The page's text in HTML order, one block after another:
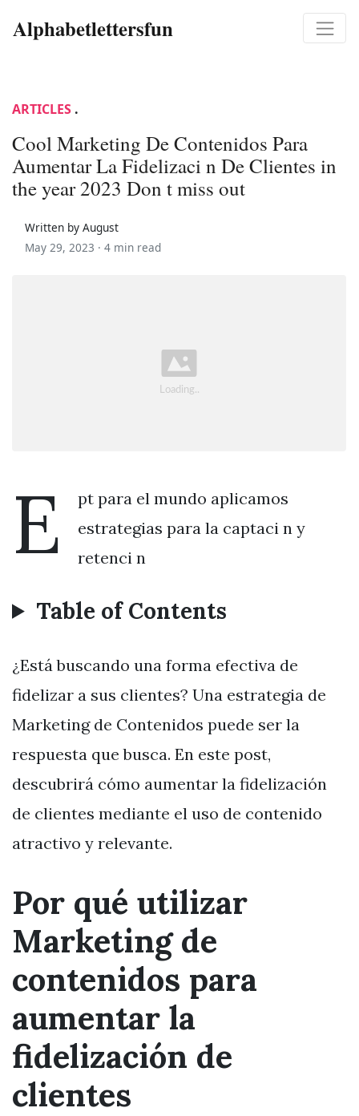
Alphabetlettersfun
ARTICLES .
Cool Marketing De Contenidos Para
Aumentar La Fidelizaci n De Clientes in
the year 2023 Don t miss out
Written by August
May 29, 2023 · 4 min read
E
pt para el mundo aplicamos
estrategias para la captaci n y
retenci n
Table of Contents
¿Está buscando una forma efectiva de
fidelizar a sus clientes? Una estrategia de
Marketing de Contenidos puede ser la
respuesta que busca. En este post,
descubrirá cómo aumentar la fidelización
de clientes mediante el uso de contenido
atractivo y relevante.
Por qué utilizar
Marketing de
contenidos para
aumentar la
fidelización de
clientes